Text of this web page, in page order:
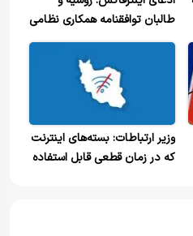
طالبان توافقنامه همکاری نظامی
امضا کردند
وزیر ارتباطات:‌ بسته‌های اینترنت
که در زمان قطعی قابل استفاده